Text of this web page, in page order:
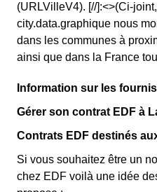
(URLVilleV4). [//]:<>(Ci-
city.data.graphique nous
dans les communes à
ainsi que dans la France
Information sur les
Gérer son contrat EDF à
Contrats EDF destinés
Si vous souhaitez être un
chez EDF voilà une idée